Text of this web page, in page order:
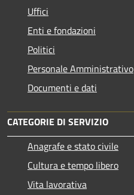
Uffici
Enti e fondazioni
Politici
Personale Amministrativo
Documenti e dati
CATEGORIE DI SERVIZIO
Anagrafe e stato civile
Cultura e tempo libero
Vita lavorativa